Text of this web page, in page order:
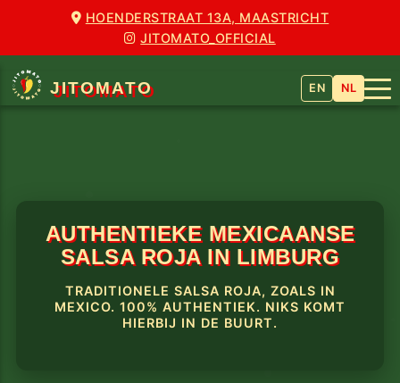
HOENDERSTRAAT 13A, MAASTRICHT
JITOMATO_OFFICIAL
JITOMATO EN NL
AUTHENTIEKE MEXICAANSE
SALSA ROJA IN LIMBURG
TRADITIONELE SALSA ROJA, ZOALS IN
MEXICO. 100% AUTHENTIEK. NIKS KOMT
HIERBIJ IN DE BUURT.